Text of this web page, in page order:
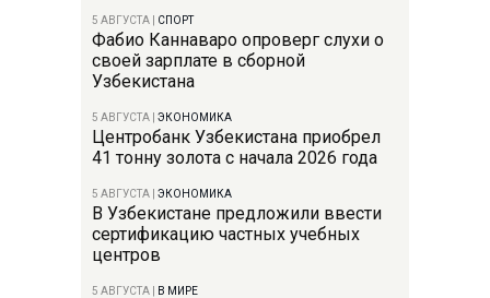
5 АВГУСТА СПОРТ
Фабио Каннаваро опроверг слухи о
своей зарплате в сборной
Узбекистана
5 АВГУСТА ЭКОНОМИКА
Центробанк Узбекистана приобрел
41 тонну золота с начала 2026 года
5 АВГУСТА ЭКОНОМИКА
В Узбекистане предложили ввести
сертификацию частных учебных
центров
5 АВГУСТА В МИРЕ